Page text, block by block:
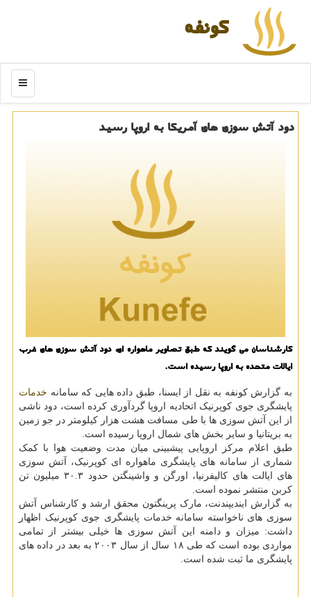
كونفه
منو
دود آتش سوزی های آمریكا به اروپا رسید
كارشناسان می گویند كه طبق تصاویر ماهواره ای، دود آتش سوزی های غرب
ایالات متحده به اروپا رسیده است.
به گزارش کونفه به نقل از ایسنا، طبق داده هایی که سامانه خدمات
پایشگری جوی کوپرنیک اتحادیه اروپا گردآوری کرده است، دود ناشی
از این آتش سوزی ها با طی مسافت هشت هزار کیلومتر در جو زمین
به بریتانیا و سایر بخش های شمال اروپا رسیده است.
طبق اعلام مرکز اروپایی پیشبینی میان مدت وضعیت هوا با کمک
شماری از سامانه های پایشگری ماهواره ای کوپرنیک، آتش سوزی
های ایالت های کالیفرنیا، اورگن و واشینگتن حدود ۳۰.۳ میلیون تن
کربن منتشر نموده است.
به گزارش ایندیپندنت، مارک پرینگتون محقق ارشد و کارشناس آتش
سوزی های ناخواسته سامانه خدمات پایشگری جوی کوپرنیک اظهار
داشت: میزان و دامنه این آتش سوزی ها خیلی بیشتر از تمامی
مواردی بوده است که طی ۱۸ سال از سال ۲۰۰۳ به بعد در داده های
پایشگری ما ثبت شده است.